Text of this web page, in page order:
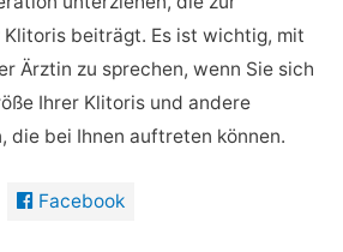
Klitoris beiträgt. Es ist wichtig, mit
Ärztin zu sprechen, wenn Sie sich
Ihrer Klitoris und andere
die bei Ihnen auftreten können.
Facebook